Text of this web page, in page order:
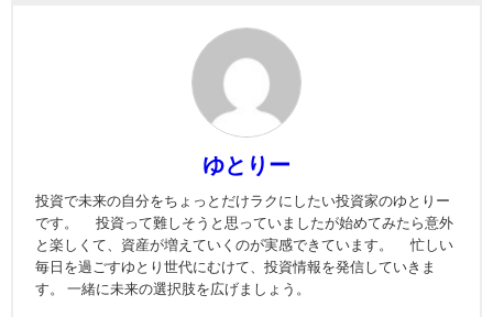
ゆとりー
投資で未来の自分をちょっとだけラクにしたい投資家のゆとりー
です。 投資って難しそうと思っていましたが始めてみたら意外
と楽しくて、資産が増えていくのが実感できています。 忙しい
毎日を過ごすゆとり世代にむけて、投資情報を発信していきま
す。 一緒に未来の選択肢を広げましょう。